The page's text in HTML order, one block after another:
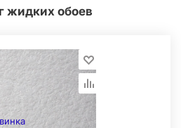
жидких обоев